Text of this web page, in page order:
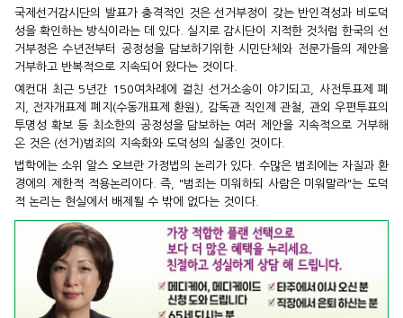
국제선거감시단의 발표가 충격적인 것은 선거부정이 갖는 반인격성과 비도덕
성을 확인하는 방식이라는 데 있다. 실지로 감시단이 지적한 것처럼 한국의 선
거부정은 수년전부터 공정성을 담보하기위한 시민단체와 전문가들의 제안을
거부하고 반복적으로 지속되어 왔다는 것이다.
예컨대 최근 5년간 150여차례에 걸친 선거소송이 야기되고, 사전투표제 폐
지, 전자개표제 폐지(수동개표제 환원), 감독관 직인제 관철, 관외 우편투표의
투명성 확보 등 최소한의 공정성을 담보하는 여러 제안을 지속적으로 거부해
온 것은 (선거)범죄의 지속화와 도덕성의 실종인 것이다.
법학에는 소위 알스 오브란 가정법의 논리가 있다. 수많은 범죄에는 자질과 환
경에의 제한적 적용논리이다. 즉, "범죄는 미워하되 사람은 미워말라"는 도덕
적 논리는 현실에서 배제될 수 밖에 없다는 것이다.